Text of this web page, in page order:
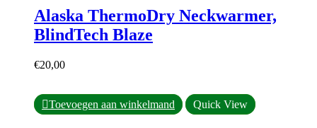
Alaska ThermoDry Neckwarmer,
BlindTech Blaze
€20,00
Toevoegen aan winkelmand Quick View